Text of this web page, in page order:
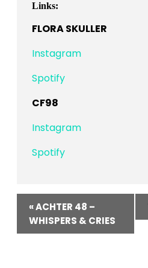
Links:
FLORA SKULLER
Instagram
Spotify
CF98
Instagram
Spotify
Veranstaltung-
Navigation
«ACHTER 48 –
WHISPERS & CRIES